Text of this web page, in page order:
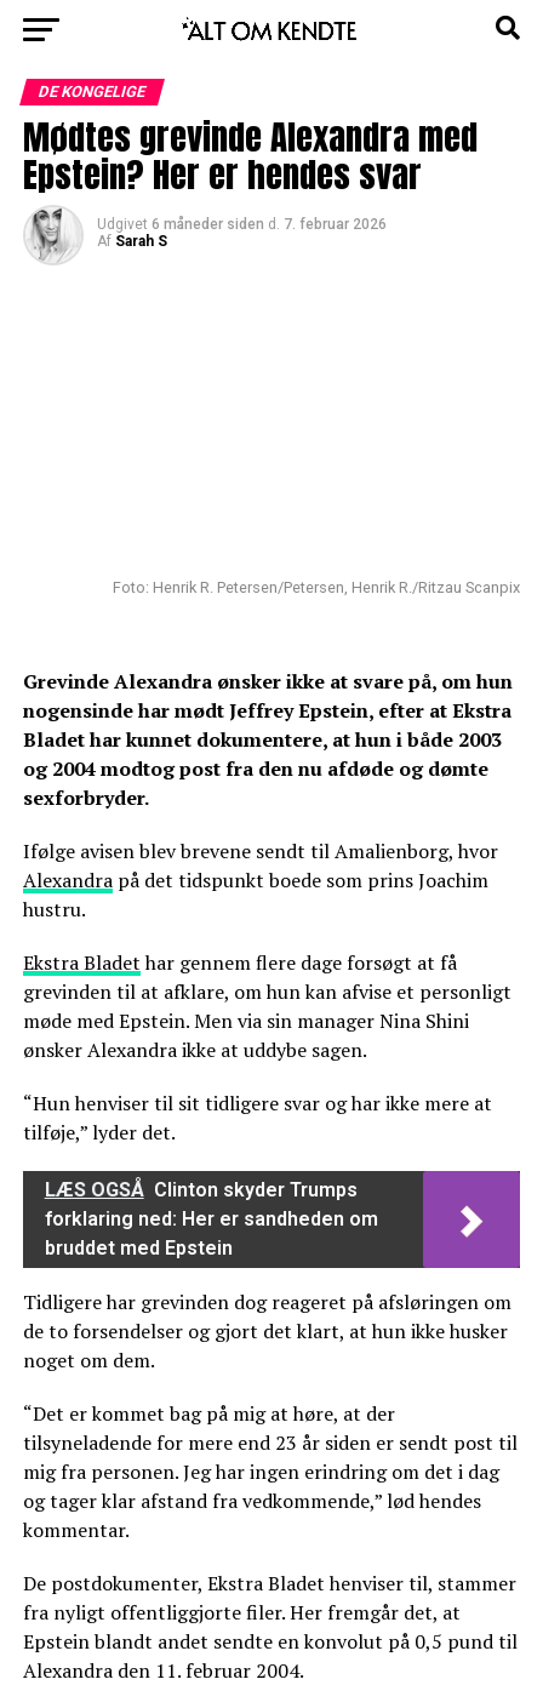
DE KONGELIGE
Mødtes grevinde Alexandra med
Epstein? Her er hendes svar
Udgivet 6 måneder siden d. 7. februar 2026
Af Sarah S
Foto: Henrik R. Petersen/Petersen, Henrik R./Ritzau Scanpix
Grevinde Alexandra ønsker ikke at svare på, om hun
nogensinde har mødt Jeffrey Epstein, efter at Ekstra
Bladet har kunnet dokumentere, at hun i både 2003
og 2004 modtog post fra den nu afdøde og dømte
sexforbryder.
Ifølge avisen blev brevene sendt til Amalienborg, hvor
Alexandrapå det tidspunkt boede som prins Joachim
hustru.
Ekstra Bladethar gennem flere dage forsøgt at få
grevinden til at afklare, om hun kan afvise et personligt
møde med Epstein. Men via sin manager Nina Shini
ønsker Alexandra ikke at uddybe sagen.
“Hun henviser til sit tidligere svar og har ikke mere at
tilføje,” lyder det.
LÆS OGSÅ Clinton skyder Trumps
forklaring ned: Her er sandheden om
bruddet med Epstein
Tidligere har grevinden dog reageret på afsløringen om
de to forsendelser og gjort det klart, at hun ikke husker
noget om dem.
“Det er kommet bag på mig at høre, at der
tilsyneladende for mere end 23 år siden er sendt post til
mig fra personen. Jeg har ingen erindring om det i dag
og tager klar afstand fra vedkommende,” lød hendes
kommentar.
De postdokumenter, Ekstra Bladet henviser til, stammer
fra nyligt offentliggjorte filer. Her fremgår det, at
Epstein blandt andet sendte en konvolut på 0,5 pund til
Alexandra den 11. februar 2004.